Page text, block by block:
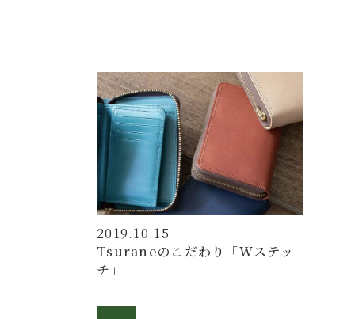
2019.10.15
Tsuraneのこだわり「Wステッ
チ」